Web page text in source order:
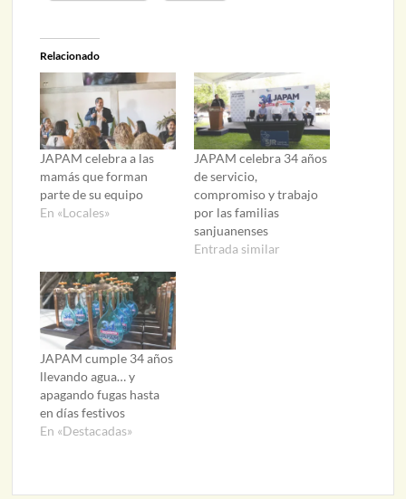
Relacionado
JAPAM celebra a las
mamás que forman
parte de su equipo
En «Locales»
JAPAM celebra 34 años
de servicio,
compromiso y trabajo
por las familias
sanjuanenses
Entrada similar
JAPAM cumple 34 años
llevando agua… y
apagando fugas hasta
en días festivos
En «Destacadas»